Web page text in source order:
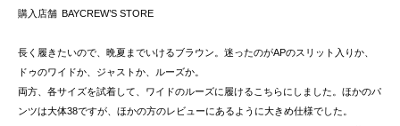
購入店舗 BAYCREW’S STORE
長く履きたいので、晩夏までいけるブラウン。迷ったのがAPのスリット入りか、
ドゥのワイドか、ジャストか、ルーズか。
両方、各サイズを試着して、ワイドのルーズに履けるこちらにしました。ほかのパ
ンツは大体38ですが、ほかの方のレビューにあるように大きめ仕様でした。